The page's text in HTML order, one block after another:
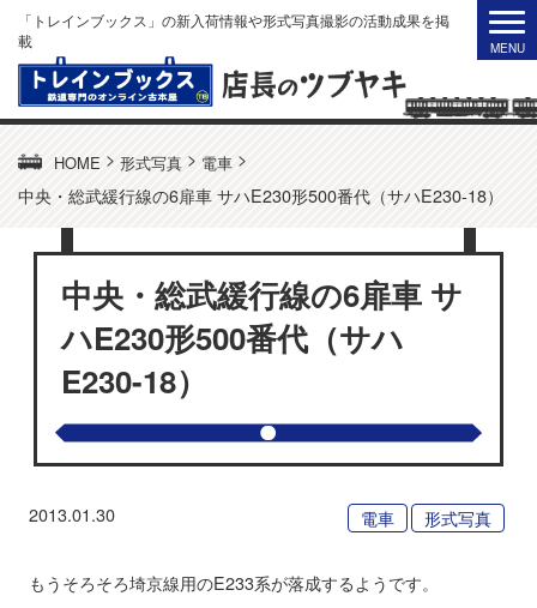
「トレインブックス」の新入荷情報や形式写真撮影の活動成果を掲
載
HOME > 形式写真 > 電車 >
中央・総武緩行線の6扉車 サハE230形500番代（サハE230-18）
中央・総武緩行線の6扉車 サ
ハE230形500番代（サハ
E230-18）
2013.01.30 電車 形式写真
もうそろそろ埼京線用のE233系が落成するようです。